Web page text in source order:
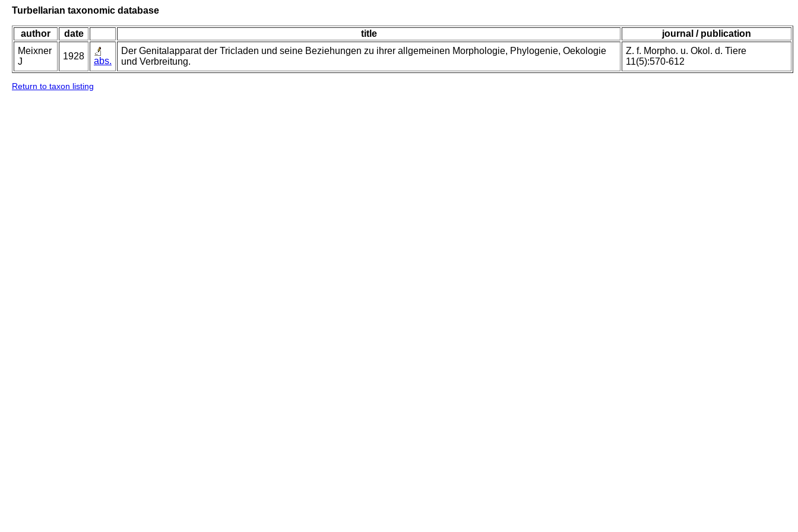
Turbellarian taxonomic database
author date title
journal / publication
Meixner
J
1928 abs.
Der Genitalapparat der Tricladen und seine Beziehungen zu ihrer allgemeinen Morphologie, Phylogenie, Oekologie
und Verbreitung.
Z. f. Morpho. u. Okol. d. Tiere
11(5):570-612
Return to taxon listing